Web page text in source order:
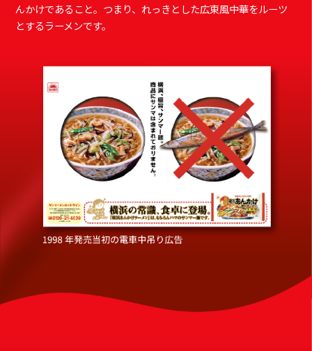
んかけであること。つまり、れっきとした広東⾵中華をルーツ
とするラーメンです。